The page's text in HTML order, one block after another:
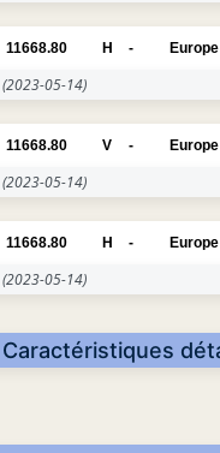
11668.80 H - Europe
(2023-05-14)
11668.80 V - Europe
(2023-05-14)
11668.80 H - Europe
(2023-05-14)
Caractéristiques